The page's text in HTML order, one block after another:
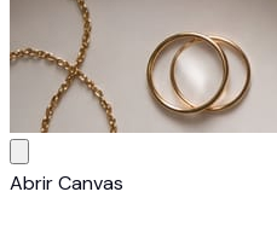
Abrir Canvas